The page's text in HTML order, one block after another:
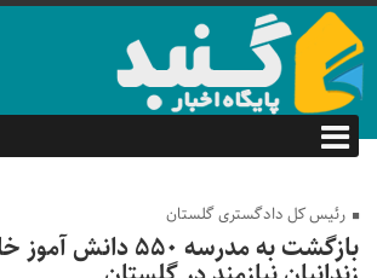
رئیس کل دادگستری گلستان
بازگشت به مدرسه ۵۵۰